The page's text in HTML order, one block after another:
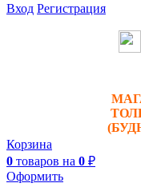
Вход Регистрация
Корзина
0 товаров на 0 ₽
Оформить